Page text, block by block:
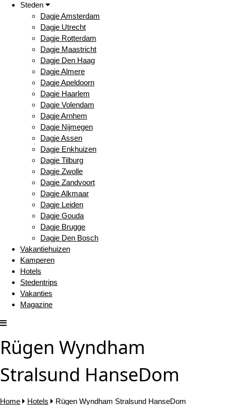
Steden
Dagje Amsterdam
Dagje Utrecht
Dagje Rotterdam
Dagje Maastricht
Dagje Den Haag
Dagje Almere
Dagje Apeldoorn
Dagje Haarlem
Dagje Volendam
Dagje Arnhem
Dagje Nijmegen
Dagje Assen
Dagje Enkhuizen
Dagje Tilburg
Dagje Zwolle
Dagje Zandvoort
Dagje Alkmaar
Dagje Leiden
Dagje Gouda
Dagje Brugge
Dagje Den Bosch
Vakantiehuizen
Kamperen
Hotels
Stedentrips
Vakanties
Magazine
Rügen Wyndham
Stralsund HanseDom
Home Hotels Rügen Wyndham Stralsund HanseDom